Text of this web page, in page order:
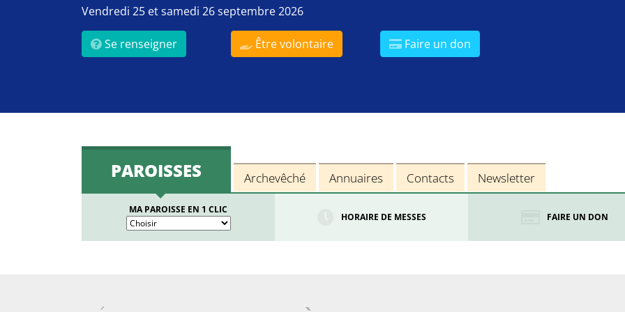
Vendredi 25 et samedi 26 septembre 2026
Se renseigner Être volontaire Faire un don
PAROISSES Archevêché Annuaires Contacts Newsletter
MA PAROISSE EN 1 CLIC
HORAIRE DE MESSES FAIRE UN DON